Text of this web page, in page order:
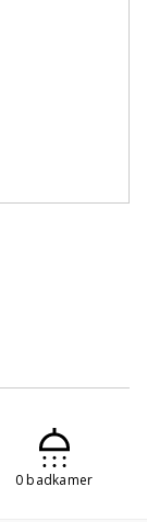
0 badkamer